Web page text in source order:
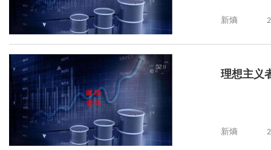
新熵
理想主义
新熵